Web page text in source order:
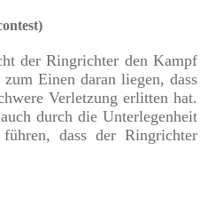
der Ringrichter den Kampf
Einen daran liegen, dass
Verletzung erlitten hat.
durch die Unterlegenheit
dass der Ringrichter